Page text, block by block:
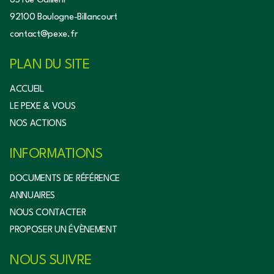
92100 Boulogne-Billancourt
contact@pexe.fr
PLAN DU SITE
ACCUEIL
LE PEXE & VOUS
NOS ACTIONS
INFORMATIONS
DOCUMENTS DE RÉFÉRENCE
ANNUAIRES
NOUS CONTACTER
PROPOSER UN ÉVÈNEMENT
NOUS SUIVRE